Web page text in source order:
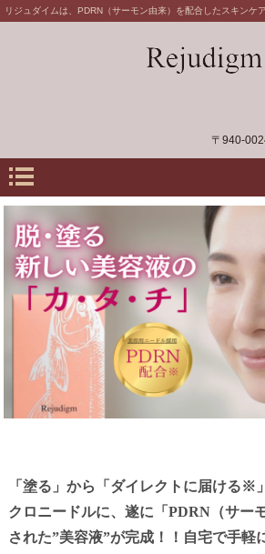
リジュダイムは、PDRN（サーモン由来）を配合したスキンケ
〒940-
「塗る」から「ダイレクトに届ける※
クロニードルに、遂に「PDRN（サー
された”美容液”が完成！！自宅で手